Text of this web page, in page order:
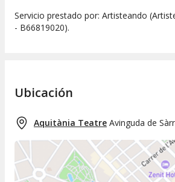
Servicio prestado por: Artisteando
- B66819020).
Ubicación
Aquitània Teatre Avinguda de